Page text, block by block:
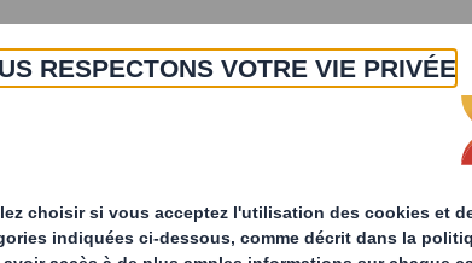
A propos